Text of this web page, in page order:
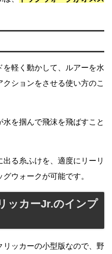
を軽く動かして、ルアーを水
ションをさせる使い方のこ
を掴んで飛沫を飛ばすこと
る糸ふけを、適度にリーリ
ウォークが可能です。
ッカーJr.のインプ
ッカーの小型版なので、野